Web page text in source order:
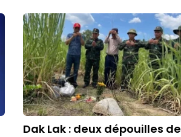
Dak Lak : deux dépouilles de